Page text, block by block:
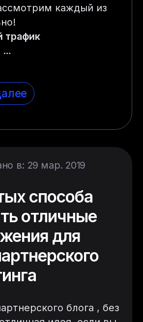
каждый из
трафик
…
в: 29 мар. 2019
способа
отличные
для
блога , без